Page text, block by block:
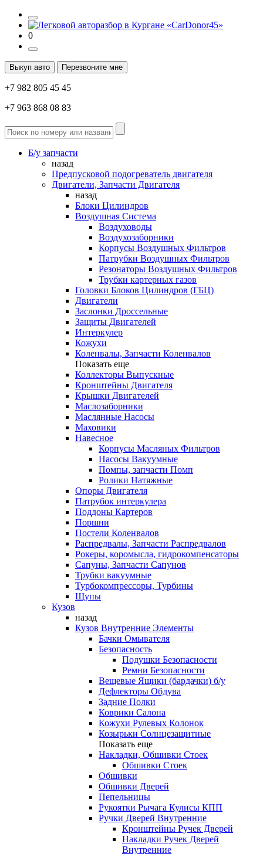
0
Выкуп авто Перезвоните мне
+7 982 805 45 45
+7 963 868 08 83
Б/у запчасти
назад
Предпусковой подогреватель двигателя
Двигатели, Запчасти Двигателя
назад
Блоки Цилиндров
Воздушная Система
Воздуховоды
Воздухозаборники
Корпусы Воздушных Фильтров
Патрубки Воздушных Фильтров
Резонаторы Воздушных Фильтров
Трубки картерных газов
Головки Блоков Цилиндров (ГБЦ)
Двигатели
Заслонки Дроссельные
Защиты Двигателей
Интеркулер
Кожухи
Коленвалы, Запчасти Коленвалов
Показать еще
Коллекторы Выпускные
Кронштейны Двигателя
Крышки Двигателей
Маслозаборники
Маслянные Насосы
Маховики
Навесное
Корпусы Масляных Фильтров
Насосы Вакуумные
Помпы, запчасти Помп
Ролики Натяжные
Опоры Двигателя
Патрубок интеркулера
Поддоны Картеров
Поршни
Постели Коленвалов
Распредвалы, Запчасти Распредвалов
Рокеры, коромысла, гидрокомпенсаторы
Сапуны, Запчасти Сапунов
Трубки вакуумные
Турбокомпрессоры, Турбины
Щупы
Кузов
назад
Кузов Внутренние Элементы
Бачки Омывателя
Безопасность
Подушки Безопасности
Ремни Безопасности
Вещевые Ящики (бардачки) б/у
Дефлекторы Обдува
Задние Полки
Коврики Салона
Кожухи Рулевых Колонок
Козырьки Солнцезащитные
Показать еще
Накладки, Обшивки Стоек
Обшивки Стоек
Обшивки
Обшивки Дверей
Пепельницы
Рукоятки Рычага Кулисы КПП
Ручки Дверей Внутренние
Кронштейны Ручек Дверей
Накладки Ручек Дверей
Внутренние